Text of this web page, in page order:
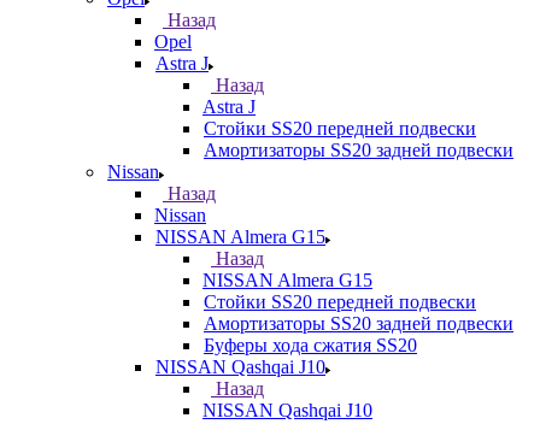
Назад
Opel
Astra J
Назад
Astra J
Стойки SS20 передней подвески
Амортизаторы SS20 задней подвески
Nissan
Назад
Nissan
NISSAN Almera G15
Назад
NISSAN Almera G15
Стойки SS20 передней подвески
Амортизаторы SS20 задней подвески
Буферы хода сжатия SS20
NISSAN Qashqai J10
Назад
NISSAN Qashqai J10